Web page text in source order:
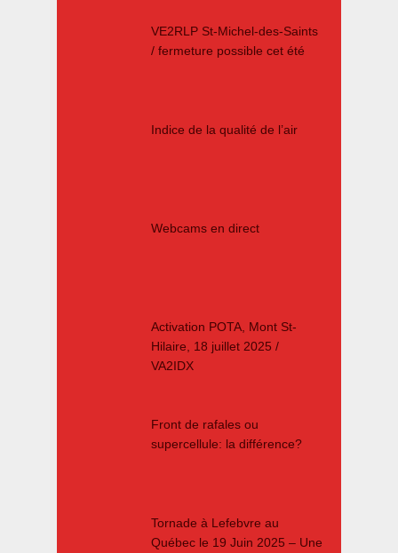
VE2RLP St-Michel-des-Saints
/ fermeture possible cet été
Indice de la qualité de l’air
Webcams en direct
Activation POTA, Mont St-
Hilaire, 18 juillet 2025 /
VA2IDX
Front de rafales ou
supercellule: la différence?
Tornade à Lefebvre au
Québec le 19 Juin 2025 – Une